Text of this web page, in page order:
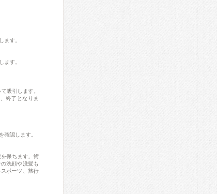
ます。
ます。
吸引します。
終了となりま
確認します。
保ちます。術
洗顔や洗髪も
ポーツ、旅行